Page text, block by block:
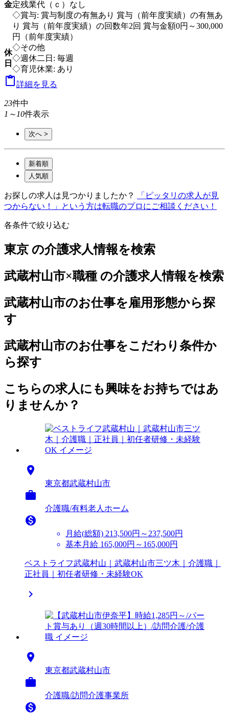
金定残業代（ｃ）なし
◇賞与: 賞与制度の有無あり 賞与（前年度実績）の有無あ
り 賞与（前年度実績）の回数年2回 賞与金額0円～300,000
円（前年度実績）
休
日
◇その他
◇週休二日: 毎週
◇育児休業: あり
詳細を見る
23件中
1～10件表示
次へ >
新着順
人気順
お探しの求人は見つかりましたか？
「ピッタリの求人が見
つからない！」という方は転職のプロにご相談ください！
各条件で絞り込む
東京 の介護求人情報を検索
武蔵村山市×職種 の介護求人情報を検索
武蔵村山市のお仕事を雇用形態から探
す
武蔵村山市のお仕事をこだわり条件か
ら探す
こちらの求人にも興味をお持ちではあ
りませんか？

東京都武蔵村山市

介護職/有料老人ホーム

月給(総額) 213,500円～237,500円
基本月給 165,000円～165,000円
ベストライフ武蔵村山｜武蔵村山市三ツ木｜介護職｜
正社員｜初任者研修・未経験OK


東京都武蔵村山市

介護職/訪問介護事業所
